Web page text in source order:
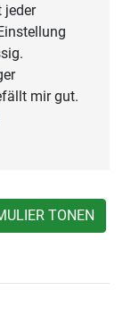
jeder
mir gut.
TONEN